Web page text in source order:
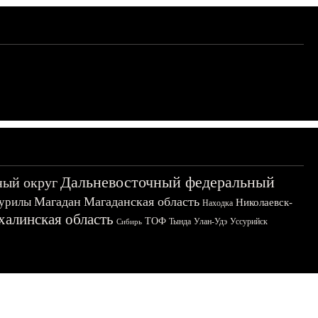
округДальневосточный федеральный
Магадан Магаданская область Находка Николаевск-
область Сибирь ТОФ Тында Улан-Удэ Уссурийск